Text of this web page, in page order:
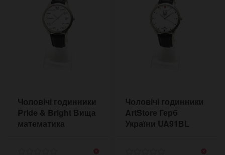
Чоловічі годинники
Pride & Bright Вища
математика
Чоловічі годинники
ArtStore Герб
України UA91BL